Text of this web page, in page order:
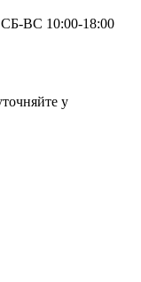
ВС 10:00-18:00
у